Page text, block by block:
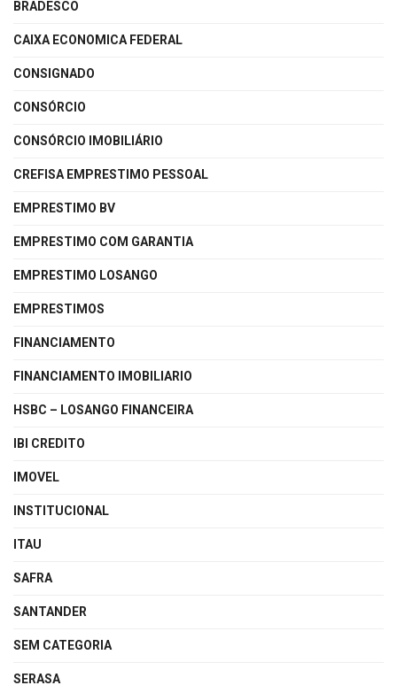
BRADESCO
CAIXA ECONOMICA FEDERAL
CONSIGNADO
CONSÓRCIO
CONSÓRCIO IMOBILIÁRIO
CREFISA EMPRESTIMO PESSOAL
EMPRESTIMO BV
EMPRESTIMO COM GARANTIA
EMPRESTIMO LOSANGO
EMPRESTIMOS
FINANCIAMENTO
FINANCIAMENTO IMOBILIARIO
HSBC – LOSANGO FINANCEIRA
IBI CREDITO
IMOVEL
INSTITUCIONAL
ITAU
SAFRA
SANTANDER
SEM CATEGORIA
SERASA